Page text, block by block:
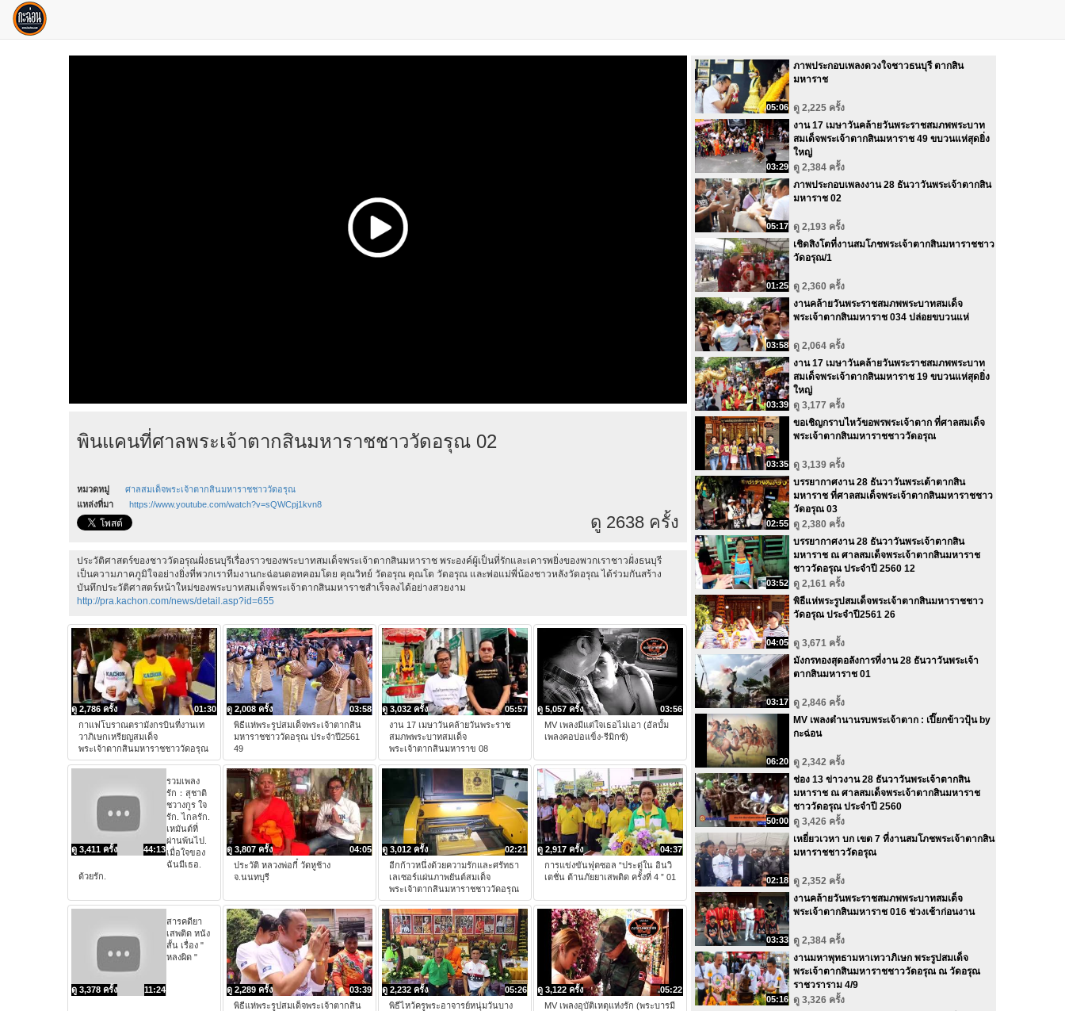
พินแคนที่ศาลพระเจ้าตากสินมหาราชชาววัดอรุณ 02
หมวดหมู่
ศาลสมเด็จพระเจ้าตากสินมหาราชชาววัดอรุณ
แหล่งที่มา
https://www.youtube.com/watch?v=sQWCpj1kvn8
ดู 2638 ครั้ง
ประวัติศาสตร์ของชาววัดอรุณฝั่งธนบุรีเรื่องราวของพระบาทสมเด็จพระเจ้าตากสินมหาราช พระองค์ผู้เป็นที่รักและเคารพยิ่งของพวกเราชาวฝั่งธนบุรี
เป็นความภาคภูมิใจอย่างยิ่งที่พวกเราทีมงานกะฉ่อนดอทคอมโดย คุณวิทย์ วัดอรุณ คุณโต วัดอรุณ และพ่อแม่พี่น้องชาวหลังวัดอรุณ ได้ร่วมกันสร้าง
บันทึกประวัติศาสตร์หน้าใหม่ของพระบาทสมเด็จพระเจ้าตากสินมหาราชสำเร็จลงได้อย่างสวยงาม
http://pra.kachon.com/news/detail.asp?id=655
01:30
ดู 2,786 ครั้ง
กาแฟโบราณตรามังกรบินที่งานเท
วาภิเษกเหรียญสมเด็จ
พระเจ้าตากสินมหาราชชาววัดอรุณ
03:58
ดู 2,008 ครั้ง
พิธีแห่พระรูปสมเด็จพระเจ้าตากสิน
มหาราชชาววัดอรุณ ประจำปี2561
49
05:57
ดู 3,032 ครั้ง
งาน 17 เมษาวันคล้ายวันพระราช
สมภพพระบาทสมเด็จ
พระเจ้าตากสินมหาราข 08
03:56
ดู 5,057 ครั้ง
MV เพลงมีแต่ใจเธอไม่เอา (อัลบั้ม
เพลงคอบ่อแข็ง-รีมิกซ์)
44:13
ดู 3,411 ครั้ง
รวมเพลง
รัก：สุชาติ
ชวางกูร ใจ
รัก. ไกลรัก.
เหมันต์ที่
ผ่านพ้นไป.
เมื่อใจของ
ฉันมีเธอ.
ด้วยรัก.
04:05
ดู 3,807 ครั้ง
ประวัติ หลวงพ่อกี๋ วัดหูช้าง
จ.นนทบุรี
02:21
ดู 3,012 ครั้ง
อีกก้าวหนึ่งด้วยความรักและศรัทธา
เลเซอร์แผ่นภาพยันต์สมเด็จ
พระเจ้าตากสินมหาราชชาววัดอรุณ
04:37
ดู 2,917 ครั้ง
การแข่งขันฟุตซอล “ประดู่ใน อินวิ
เตชั่น ต้านภัยยาเสพติด ครั้งที่ 4 ” 01
11:24
ดู 3,378 ครั้ง
สารคดียา
เสพติด หนัง
สั้น เรื่อง "
หลงผิด "
03:39
ดู 2,289 ครั้ง
พิธีแห่พระรูปสมเด็จพระเจ้าตากสิน
05:26
ดู 2,232 ครั้ง
พิธีไหว้ครูพระอาจารย์หนุ่มวันบาง
05:22
ดู 3,122 ครั้ง
MV เพลงอุบัติเหตุแห่งรัก (พระบารมี
05:06
ภาพประกอบเพลงดวงใจชาวธนบุรี ตากสิน
มหาราช
ดู 2,225 ครั้ง
03:29
งาน 17 เมษาวันคล้ายวันพระราชสมภพพระบาท
สมเด็จพระเจ้าตากสินมหาราช 49 ขบวนแห่สุดยิ่ง
ใหญ่
ดู 2,384 ครั้ง
05:17
ภาพประกอบเพลงงาน 28 ธันวาวันพระเจ้าตากสิน
มหาราช 02
ดู 2,193 ครั้ง
01:25
เชิดสิงโตที่งานสมโภชพระเจ้าตากสินมหาราชชาว
วัดอรุณ/1
ดู 2,360 ครั้ง
03:58
งานคล้ายวันพระราชสมภพพระบาทสมเด็จ
พระเจ้าตากสินมหาราช 034 ปล่อยขบวนแห่
ดู 2,064 ครั้ง
03:39
งาน 17 เมษาวันคล้ายวันพระราชสมภพพระบาท
สมเด็จพระเจ้าตากสินมหาราช 19 ขบวนแห่สุดยิ่ง
ใหญ่
ดู 3,177 ครั้ง
03:35
ขอเชิญกราบไหว้ขอพรพระเจ้าตาก ที่ศาลสมเด็จ
พระเจ้าตากสินมหาราชชาววัดอรุณ
ดู 3,139 ครั้ง
02:55
บรรยากาศงาน 28 ธันวาวันพระเต้าตากสิน
มหาราช ที่ศาลสมเด็จพระเจ้าตากสินมหาราชชาว
วัดอรุณ 03
ดู 2,380 ครั้ง
03:52
บรรยากาศงาน 28 ธันวาวันพระเจ้าตากสิน
มหาราช ณ ศาลสมเด็จพระเจ้าตากสินมหาราช
ชาววัดอรุณ ประจำปี 2560 12
ดู 2,161 ครั้ง
04:05
พิธีแห่พระรูปสมเด็จพระเจ้าตากสินมหาราชชาว
วัดอรุณ ประจำปี2561 26
ดู 3,671 ครั้ง
03:17
มังกรทองสุดอลังการที่งาน 28 ธันวาวันพระเจ้า
ตากสินมหาราช 01
ดู 2,846 ครั้ง
06:20
MV เพลงตำนานรบพระเจ้าตาก : เปี๊ยกข้าวปุ้น by
กะฉ่อน
ดู 2,342 ครั้ง
50:00
ช่อง 13 ข่าวงาน 28 ธันวาวันพระเจ้าตากสิน
มหาราช ณ ศาลสมเด็จพระเจ้าตากสินมหาราช
ชาววัดอรุณ ประจำปี 2560
ดู 3,426 ครั้ง
02:18
เหยี่ยวเวหา บก เขต 7 ที่งานสมโภชพระเจ้าตากสิน
มหาราชชาววัดอรุณ
ดู 2,352 ครั้ง
03:33
งานคล้ายวันพระราชสมภพพระบาทสมเด็จ
พระเจ้าตากสินมหาราช 016 ช่วงเช้าก่อนงาน
ดู 2,384 ครั้ง
05:16
งานมหาพุทธามหาเทวาภิเษก พระรูปสมเด็จ
พระเจ้าตากสินมหาราชชาววัดอรุณ ณ วัดอรุณ
ราชวราราม 4/9
ดู 3,326 ครั้ง